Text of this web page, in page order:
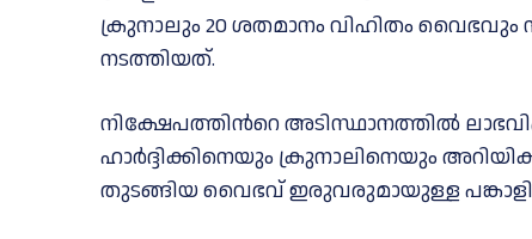
ക്രുനാലും 20 ശതമാനം വിഹിതം വൈഭവും
നടത്തിയത്.
നിക്ഷേപത്തിന്‍റെ അടിസ്ഥാനത്തില്‍
ഹാര്‍ദ്ദിക്കിനെയും ക്രുനാലിനെയും
തുടങ്ങിയ വൈഭവ് ഇരുവരുമായുള്ള